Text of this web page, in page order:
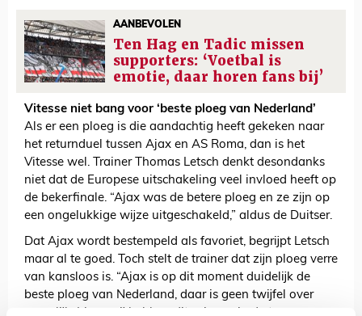
AANBEVOLEN
Ten Hag en Tadic missen
supporters: ‘Voetbal is
emotie, daar horen fans bij’
Vitesse niet bang voor ‘beste ploeg van Nederland’
Als er een ploeg is die aandachtig heeft gekeken naar
het returnduel tussen Ajax en AS Roma, dan is het
Vitesse wel. Trainer Thomas Letsch denkt desondanks
niet dat de Europese uitschakeling veel invloed heeft op
de bekerfinale. “Ajax was de betere ploeg en ze zijn op
een ongelukkige wijze uitgeschakeld,” aldus de Duitser.
Dat Ajax wordt bestempeld als favoriet, begrijpt Letsch
maar al te goed. Toch stelt de trainer dat zijn ploeg verre
van kansloos is. “Ajax is op dit moment duidelijk de
beste ploeg van Nederland, daar is geen twijfel over